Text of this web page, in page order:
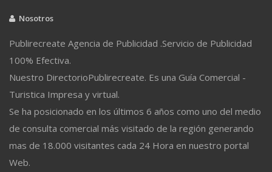
Nosotros
Publirecreate Agencia de Publicidad .Servicio de Publicidad
100% Efectiva.
Nuestro DirectorioPublirecreate. Es una Guía Comercial -
Turistica Impresa y virtual.
Se ha posicionado en los últimos 6 años como uno del medio
de consulta comercial más visitado de la región generando
mas de 18.000 visitantes cada 24 Hora en nuestro portal
Web.